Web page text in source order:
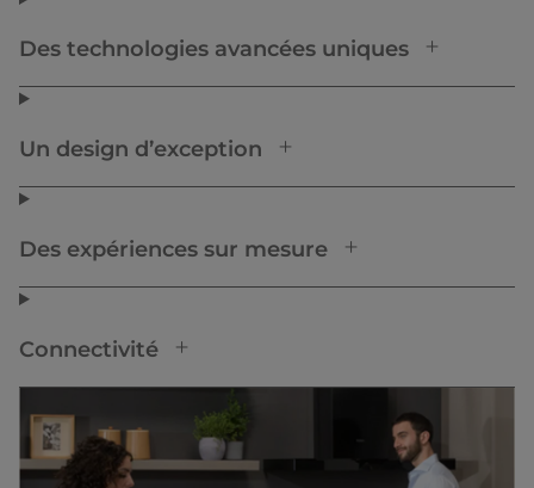
Des technologies avancées uniques
Un design d’exception
Des expériences sur mesure
Connectivité